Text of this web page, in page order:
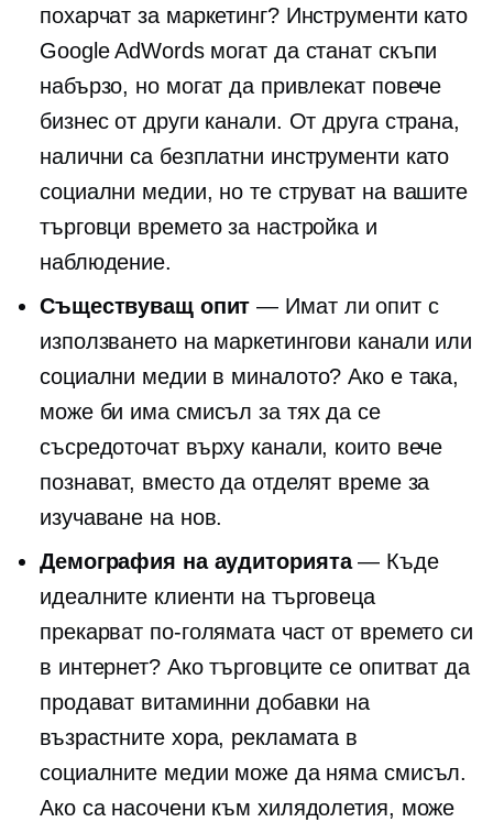
похарчат за маркетинг? Инструменти като
Google AdWords могат да станат скъпи
набързо, но могат да привлекат повече
бизнес от други канали. От друга страна,
налични са безплатни инструменти като
социални медии, но те струват на вашите
търговци времето за настройка и
наблюдение.
Съществуващ опит — Имат ли опит с
използването на маркетингови канали или
социални медии в миналото? Ако е така,
може би има смисъл за тях да се
съсредоточат върху канали, които вече
познават, вместо да отделят време за
изучаване на нов.
Демография на аудиторията— Къде
идеалните клиенти на търговеца
прекарват по-голямата част от времето си
в интернет? Ако търговците се опитват да
продават витаминни добавки на
възрастните хора, рекламата в
социалните медии може да няма смисъл.
Ако са насочени към хилядолетия, може